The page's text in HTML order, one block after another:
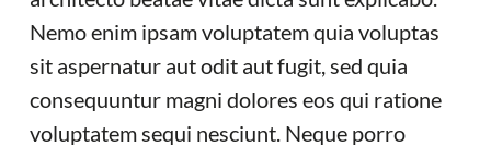
Nemo enim ipsam voluptatem quia voluptas
sit aspernatur aut odit aut fugit, sed quia
consequuntur magni dolores eos qui ratione
voluptatem sequi nesciunt. Neque porro